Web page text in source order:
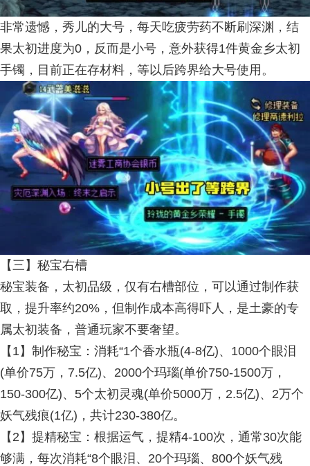
非常遗憾，秀儿的大号，每天吃疲劳药不断刷深渊，结
果太初进度为0，反而是小号，意外获得1件黄金乡太初
手镯，目前正在存材料，等以后跨界给大号使用。
【三】秘宝右槽
秘宝装备，太初品级，仅有右槽部位，可以通过制作获
取，提升率约20%，但制作成本高得吓人，是土豪的专
属太初装备，普通玩家不要奢望。
【1】制作秘宝：消耗“1个香水瓶(4-8亿)、1000个眼泪
(单价75万，7.5亿)、2000个玛瑙(单价750-1500万，
150-300亿)、5个太初灵魂(单价5000万，2.5亿)、2万个
妖气残痕(1亿)，共计230-380亿。
【2】提精秘宝：根据运气，提精4-100次，通常30次能
够满，每次消耗“8个眼泪、20个玛瑙、800个妖气残